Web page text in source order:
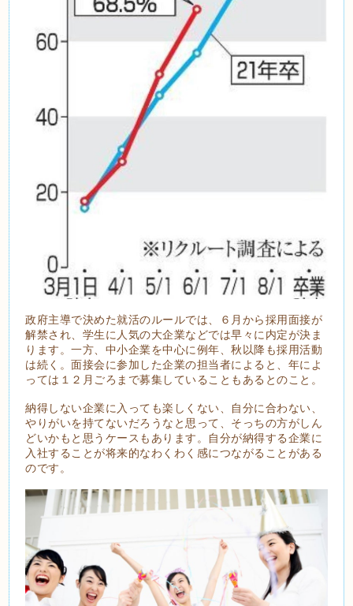
政府主導で決めた就活のルールでは、６月から採用面接が
解禁され、学生に人気の大企業などでは早々に内定が決ま
ります。一方、中小企業を中心に例年、秋以降も採用活動
は続く。面接会に参加した企業の担当者によると、年によ
っては１２月ごろまで募集していることもあるとのこと。
納得しない企業に入っても楽しくない、自分に合わない、
やりがいを持てないだろうなと思って、そっちの方がしん
どいかもと思うケースもあります。自分が納得する企業に
入社することが将来的なわくわく感につながることがある
のです。